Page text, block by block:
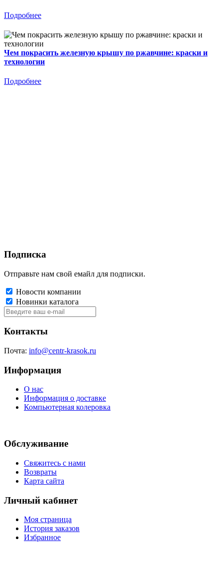
Подробнее
Чем покрасить железную крышу по ржавчине: краски и
технологии
Подробнее
Подписка
Отправьте нам свой емайл для подписки.
Новости компании
Новинки каталога
Контакты
Почта: info@centr-krasok.ru
Информация
О нас
Информация о доставке
Компьютерная колеровка
Обслуживание
Свяжитесь с нами
Возвраты
Карта сайта
Личный кабинет
Моя страница
История заказов
Избранное